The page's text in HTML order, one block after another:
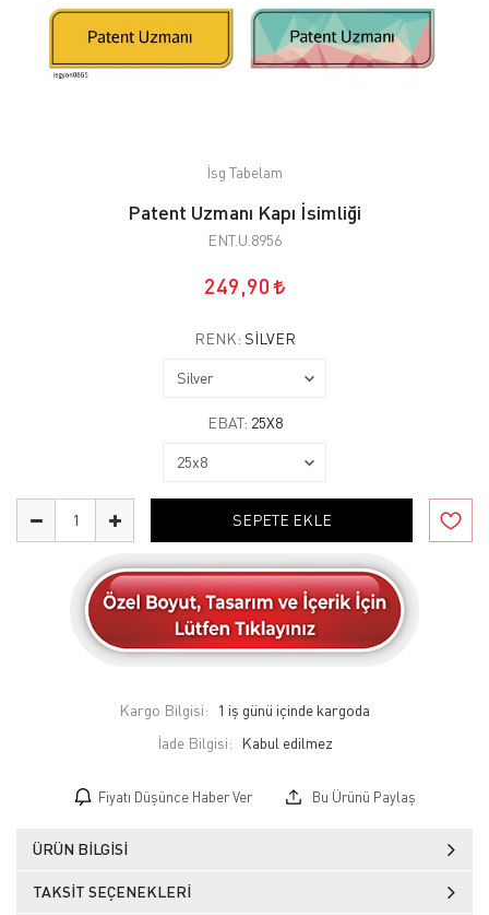
İsg Tabelam
Patent Uzmanı Kapı İsimliği
ENT.U.8956
249,90
RENK: SILVER
EBAT: 25X8
SEPETE EKLE
Kargo Bilgisi:
1 iş günü içinde kargoda
İade Bilgisi:
Fiyatı Düşünce Haber Ver Bu Ürünü Paylaş
ÜRÜN BILGISI
TAKSIT SEÇENEKLERI